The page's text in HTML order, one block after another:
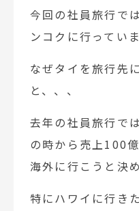
今回の社員旅行で
ンコクに行ってい
なぜタイを旅行先
と、、、
去年の社員旅行で
の時から売上100
海外に行こうと決
特にハワイに行き